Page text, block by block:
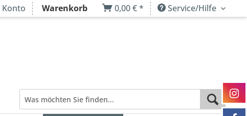
Konto Warenkorb 0,00 € * Service/Hilfe